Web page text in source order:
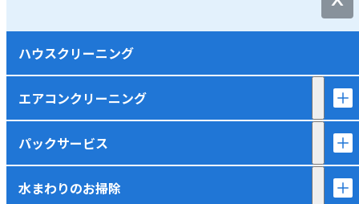
ハウスクリーニング
エアコンクリーニング
パックサービス
水まわりのお掃除